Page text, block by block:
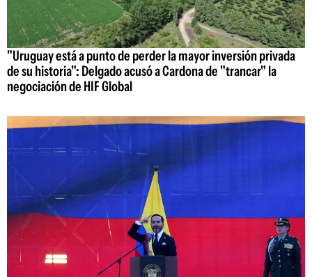
"Uruguay está a punto de perder la mayor inversión privada
de su historia": Delgado acusó a Cardona de "trancar" la
negociación de HIF Global